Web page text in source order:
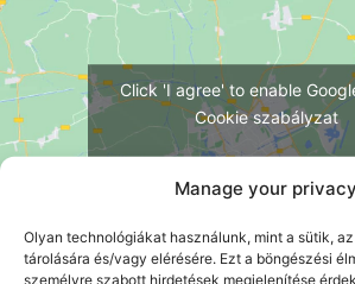
Manage your privacy
Olyan technológiákat használunk, mint a sütik,
tárolására és/vagy elérésére. Ezt a böngészési
személyre szabott hirdetések megjelenítése
Click 'I agree' to enable
Cookie szabályzat